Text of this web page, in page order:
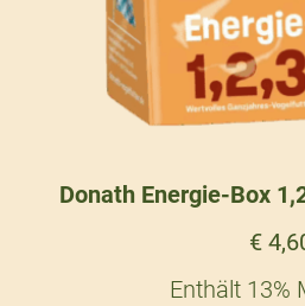
Donath Energie-Box
€
Enthält 13%